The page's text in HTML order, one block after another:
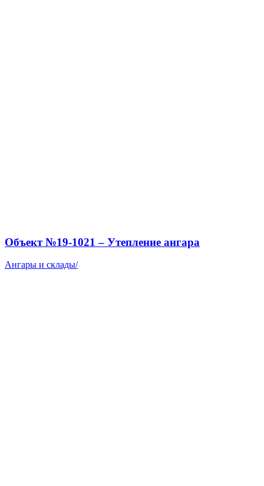
Объект №19-1021 – Утепление ангара
Ангары и склады/